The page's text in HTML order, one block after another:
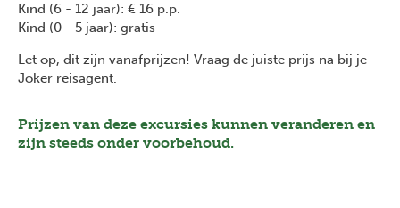
Kind (6 - 12 jaar): € 16 p.p.
Kind (0 - 5 jaar): gratis
Let op, dit zijn vanafprijzen! Vraag de juiste prijs na bij je
Joker reisagent.
Prijzen van deze excursies kunnen veranderen en
zijn steeds onder voorbehoud.